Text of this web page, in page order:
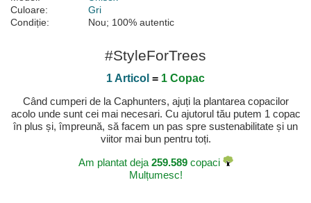
Culoare:
Gri
Condiție:
Nou; 100% autentic
#StyleForTrees
1 Articol = 1 Copac
Când cumperi de la Caphunters, ajuți la plantarea copacilor
acolo unde sunt cei mai necesari. Cu ajutorul tău putem 1 copac
în plus și, împreună, să facem un pas spre sustenabilitate și un
viitor mai bun pentru toți.
Am plantat deja 259.589copaci
Mulțumesc!